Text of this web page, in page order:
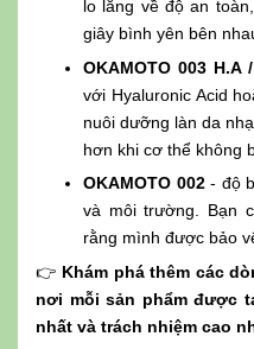
lo lắng về độ an
giây bình yên bên
OKAMOTO 003 H.A
với Hyaluronic Acid
nuôi dưỡng làn da
hơn khi cơ thể không
OKAMOTO 002- độ
và môi trường. Bạn
rằng mình được bảo
👉 Khám phá thêm các
nơi mỗi sản phẩm được
nhất và trách nhiệm cao